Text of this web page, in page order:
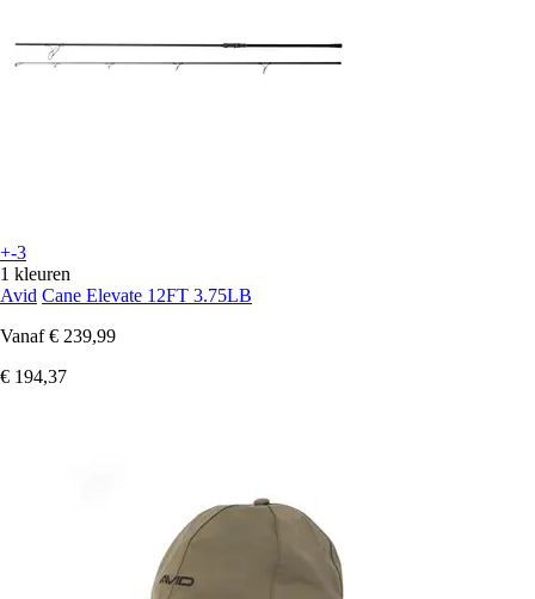
+-3
1 kleuren
Avid Cane Elevate 12FT 3.75LB
Vanaf € 239,99
€ 194,37